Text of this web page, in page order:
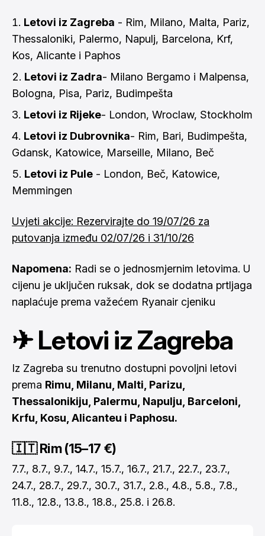
Letovi iz Zagreba - Rim, Milano, Malta, Pariz,
Thessaloniki, Palermo, Napulj, Barcelona, Krf,
Kos, Alicante i Paphos
Letovi iz Zadra- Milano Bergamo i Malpensa,
Bologna, Pisa, Pariz, Budimpešta
Letovi iz Rijeke- London, Wroclaw, Stockholm
Letovi iz Dubrovnika- Rim, Bari, Budimpešta,
Gdansk, Katowice, Marseille, Milano, Beč
Letovi iz Pule - London, Beč, Katowice,
Memmingen
Uvjeti akcije: Rezervirajte do 19/07/26 za
putovanja između 02/07/26 i 31/10/26
Napomena: Radi se o jednosmjernim letovima. U
cijenu je uključen ruksak, dok se dodatna prtljaga
naplaćuje prema važećem Ryanair cjeniku
✈ Letovi iz Zagreba
Iz Zagreba su trenutno dostupni povoljni letovi
prema Rimu, Milanu, Malti, Parizu,
Thessalonikiju, Palermu, Napulju, Barceloni,
Krfu, Kosu, Alicanteu i Paphosu.
🇮🇹 Rim (15–17 €)
7.7., 8.7., 9.7., 14.7., 15.7., 16.7., 21.7., 22.7., 23.7.,
24.7., 28.7., 29.7., 30.7., 31.7., 2.8., 4.8., 5.8., 7.8.,
11.8., 12.8., 13.8., 18.8., 25.8. i 26.8.